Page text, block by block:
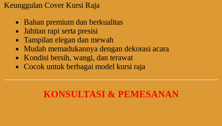
Keunggulan Cover Kursi Raja
Bahan premium dan berkualitas
Jahitan rapi serta presisi
Tampilan elegan dan mewah
Mudah memadukannya dengan dekorasi acara
Kondisi bersih, wangi, dan terawat
Cocok untuk berbagai model kursi raja
KONSULTASI & PEMESANAN